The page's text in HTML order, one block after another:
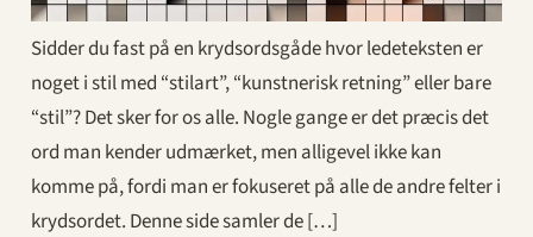
Sidder du fast på en krydsordsgåde hvor ledeteksten er
noget i stil med “stilart”, “kunstnerisk retning” eller bare
“stil”? Det sker for os alle. Nogle gange er det præcis det
ord man kender udmærket, men alligevel ikke kan
komme på, fordi man er fokuseret på alle de andre felter i
krydsordet. Denne side samler de […]